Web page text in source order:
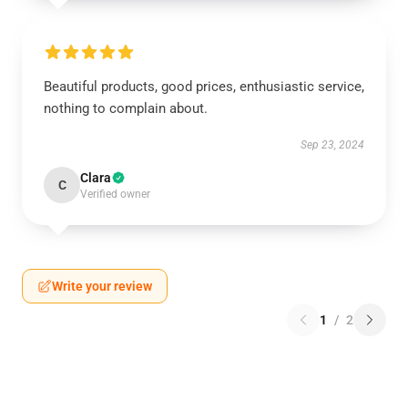
Beautiful products, good prices, enthusiastic service,
nothing to complain about.
Sep 23, 2024
C Clara
Verified owner
Write your review
1 / 2